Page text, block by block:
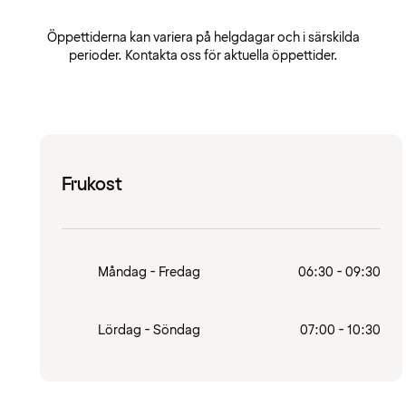
Öppettiderna kan variera på helgdagar och i särskilda
perioder. Kontakta oss för aktuella öppettider.
Frukost
Måndag - Fredag 06:30 - 09:30
Lördag - Söndag 07:00 - 10:30